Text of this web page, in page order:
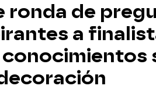
ronda de
a
conocimientos